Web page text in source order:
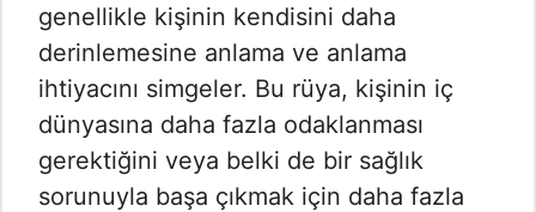
genellikle kişinin kendisini daha
derinlemesine anlama ve anlama
ihtiyacını simgeler. Bu rüya, kişinin iç
dünyasına daha fazla odaklanması
gerektiğini veya belki de bir sağlık
sorunuyla başa çıkmak için daha fazla